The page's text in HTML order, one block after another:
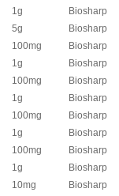
1g Biosharp
5g Biosharp
100mg Biosharp
1g Biosharp
100mg Biosharp
1g Biosharp
100mg Biosharp
1g Biosharp
100mg Biosharp
1g Biosharp
10mg Biosharp